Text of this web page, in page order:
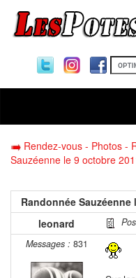
Rendez-vous - Photos -
Sauzéenne le 9 octobre
Randonnée Sauzéenne
leonard
Messages : 831